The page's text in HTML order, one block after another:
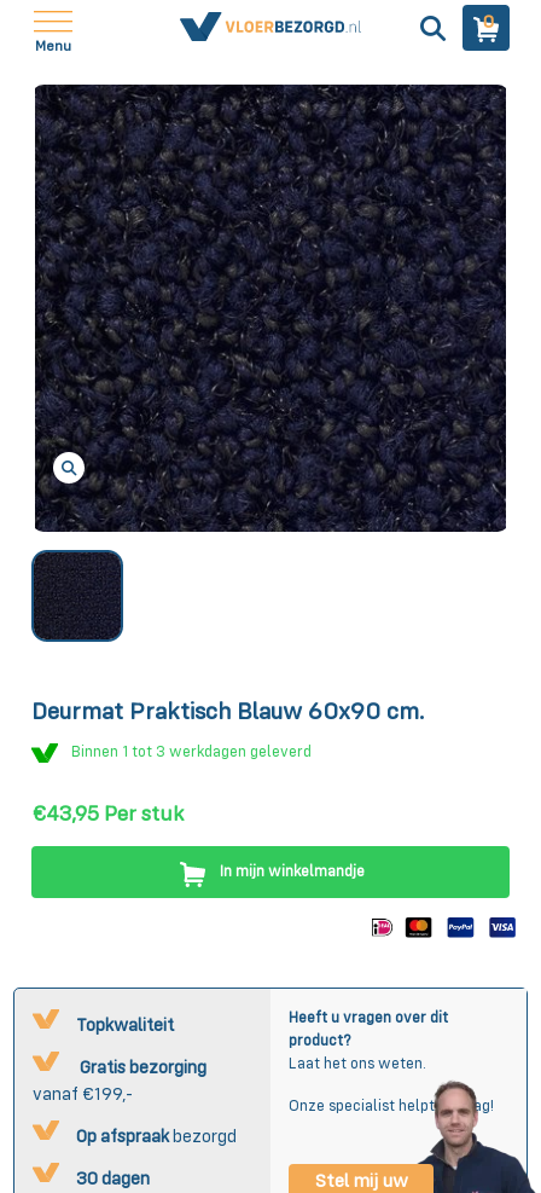
Menu
0
Deurmat Praktisch Blauw 60x90 cm.
Binnen 1 tot 3 werkdagen geleverd
€43,95 Per stuk
In mijn winkelmandje
Topkwaliteit
Gratis bezorging
vanaf €199,-
Op afspraak bezorgd
30 dagen
Heeft u vragen over dit
product?
Laat het ons weten.
Onze specialist helpt u graag!
Stel mij uw